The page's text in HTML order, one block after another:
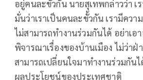
อยู่คนละขั้วกัน นายสุเทพกล่าวว่า เ
มั่นว่าเราเป็นคนละขั้วกัน เรามีควา
ไม่สามารถทำงานร่วมกันได้ อย่าเ
พิจารณาเรื่องของบ้านเมือง ไม่ว่าฝ่
สามารถเปลี่ยนใจมาทำงานร่วมกัน
ผลประโยชน์ของประเทศชาติ